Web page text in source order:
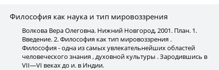
Философия как наука и тип мировоззрения
Волкова Вера Олеговна. Нижний Новгород, 2001. План. 1.
Введение. 2. Философия как тип мировоззрения .
Философия - одна из самых увлекательнейших областей
человеческого знания , духовной культуры . Зародившись в
VII—VI веках до и. в Индии.